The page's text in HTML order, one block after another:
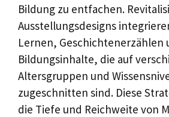
Bildung zu entfachen.
Ausstellungsdesigns
Lernen, Geschichtenerzählen
Bildungsinhalte, die auf
Altersgruppen und
zugeschnitten sind. Diese
die Tiefe und Reichweite von